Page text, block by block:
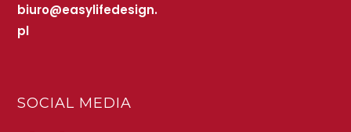
biuro@easylifedesign.
pl
SOCIAL MEDIA